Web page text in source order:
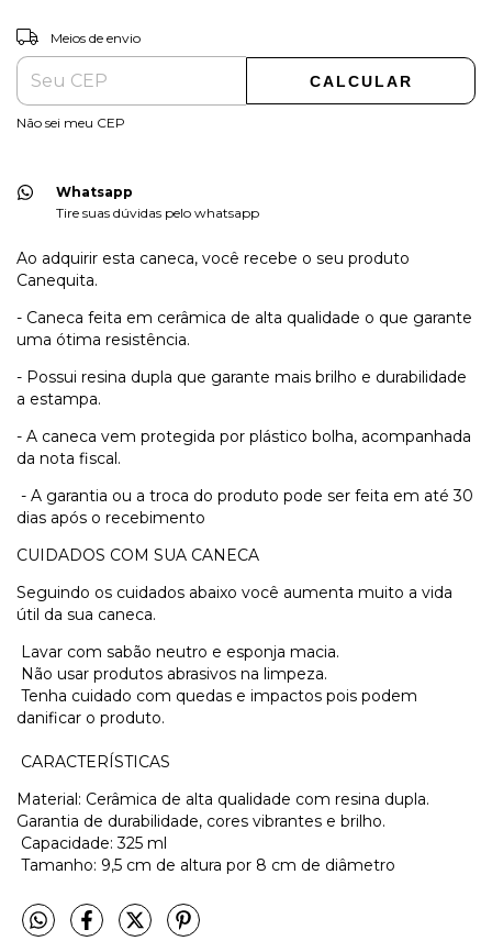
Entregas para o CEP:
Meios de envio
CALCULAR
Não sei meu CEP
Whatsapp
Tire suas dúvidas pelo whatsapp
Ao adquirir esta caneca, você recebe o seu produto
Canequita.
- Caneca feita em cerâmica de alta qualidade o que garante
uma ótima resistência.
- Possui resina dupla que garante mais brilho e durabilidade
a estampa.
- A caneca vem protegida por plástico bolha, acompanhada
da nota fiscal.
- A garantia ou a troca do produto pode ser feita em até 30
dias após o recebimento
CUIDADOS COM SUA CANECA
Seguindo os cuidados abaixo você aumenta muito a vida
útil da sua caneca.
Lavar com sabão neutro e esponja macia.
Não usar produtos abrasivos na limpeza.
Tenha cuidado com quedas e impactos pois podem
danificar o produto.
CARACTERÍSTICAS
Material: Cerâmica de alta qualidade com resina dupla.
Garantia de durabilidade, cores vibrantes e brilho.
Capacidade: 325 ml
Tamanho: 9,5 cm de altura por 8 cm de diâmetro